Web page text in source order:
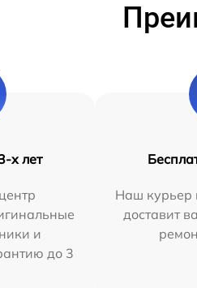
х лет
и
до 3
Наш курьер
доставит